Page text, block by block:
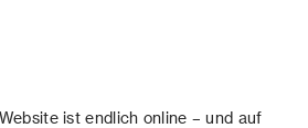
ist endlich online – und auf